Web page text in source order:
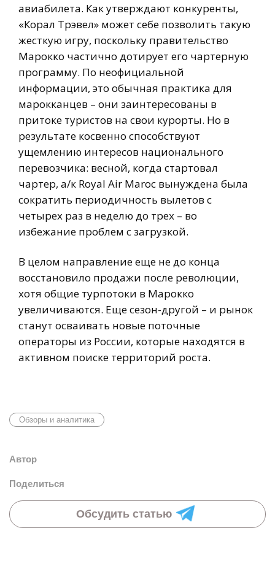
авиабилета. Как утверждают конкуренты,
«Корал Трэвел» может себе позволить такую
жесткую игру, поскольку правительство
Марокко частично дотирует его чартерную
программу. По неофициальной
информации, это обычная практика для
марокканцев – они заинтересованы в
притоке туристов на свои курорты. Но в
результате косвенно способствуют
ущемлению интересов национального
перевозчика: весной, когда стартовал
чартер, а/к Royal Air Maroc вынуждена была
сократить периодичность вылетов с
четырех раз в неделю до трех – во
избежание проблем с загрузкой.
В целом направление еще не до конца
восстановило продажи после революции,
хотя общие турпотоки в Марокко
увеличиваются. Еще сезон-другой – и рынок
станут осваивать новые поточные
операторы из России, которые находятся в
активном поиске территорий роста.
Обзоры и аналитика
Автор
Поделиться
Обсудить статью